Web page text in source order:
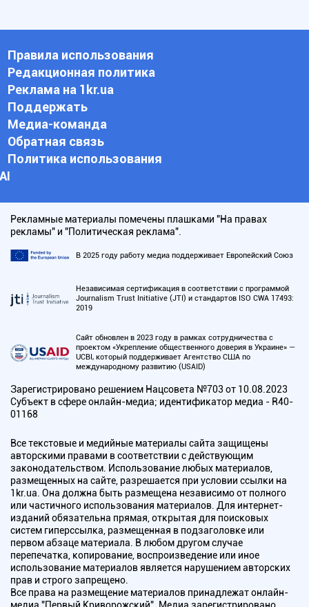
Правила использования
Редакционная политика
Реклама на 1kr.ua
Поддержать
Медиа-команда
Обратная связь
Политика использования
АI
Рекламные материалы помечены плашками "На правах
рекламы" и "Политическая реклама".
В 2025 году работу медиа поддерживает Европейский Союз
Независимая сертификация в соответствии с программой
Journalism Trust Initiative (JTI) и стандартов ISO CWA 17493:
2019
Сайт обновлен в 2023 году в рамках сотрудничества с
проектом «Укрепление общественного доверия в Украине» —
UCBI, который поддерживает Агентство США по
международному развитию (USAID)
Зарегистрировано решением Нацсовета №703 от 10.08.2023
Субъект в сфере онлайн-медиа; идентификатор медиа - R40-
01168
Все текстовые и медийные материалы сайта защищены
авторскими правами в соответствии с действующим
законодательством. Использование любых материалов,
размещенных на сайте, разрешается при условии ссылки на
1kr.ua. Она должна быть размещена независимо от полного
или частичного использования материалов. Для интернет-
изданий обязательна прямая, открытая для поисковых
систем гиперссылка, размещенная в подзаголовке или
первом абзаце материала. В любом другом случае
перепечатка, копирование, воспроизведение или иное
использование материалов является нарушением авторских
прав и строго запрещено.
Все права на размещение материалов принадлежат онлайн-